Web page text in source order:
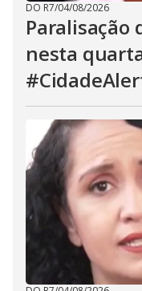
DO R7/04/08/2026
Paralisação
nesta